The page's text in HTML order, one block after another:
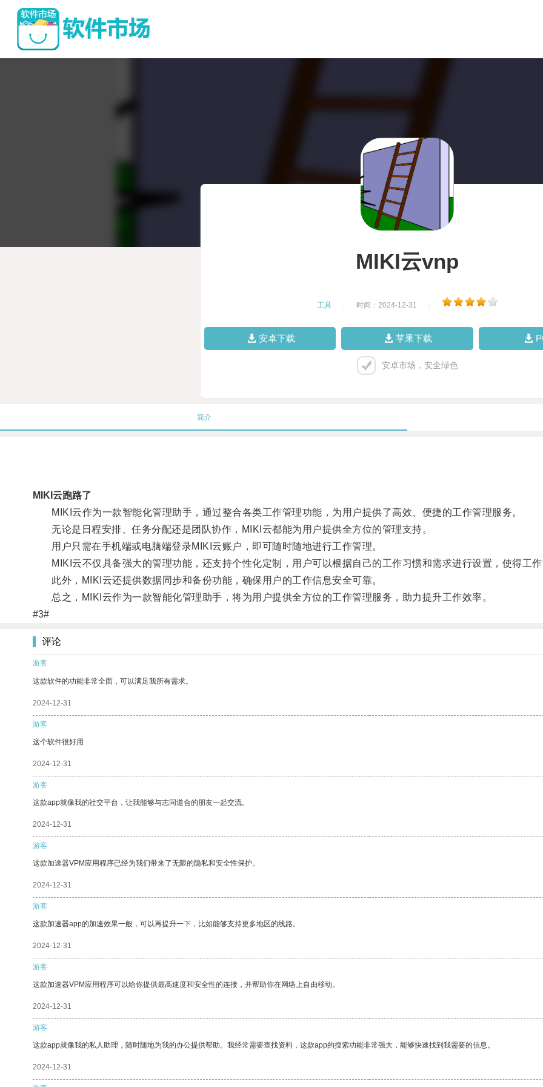
MIKI云vnp
工具 时间：2024-12-31
安卓下载 苹果下载
安卓市场，安全绿色
简介
MIKI云跑路了
MIKI云作为一款智能化管理助手，通过整合各类工作管理功能，为用户提供了高效、便捷的工作管理服务。
无论是日程安排、任务分配还是团队协作，MIKI云都能为用户提供全方位的管理支持。
用户只需在手机端或电脑端登录MIKI云账户，即可随时随地进行工作管理。
MIKI云不仅具备强大的管理功能，还支持个性化定制，用户可以根据自己的工作习惯和需求进行设置，使得工作
此外，MIKI云还提供数据同步和备份功能，确保用户的工作信息安全可靠。
总之，MIKI云作为一款智能化管理助手，将为用户提供全方位的工作管理服务，助力提升工作效率。
#3#
评论
游客
这款软件的功能非常全面，可以满足我所有需求。
2024-12-31
游客
这个软件很好用
2024-12-31
游客
这款app就像我的社交平台，让我能够与志同道合的朋友一起交流。
2024-12-31
游客
这款加速器VPM应用程序已经为我们带来了无限的隐私和安全性保护。
2024-12-31
游客
这款加速器app的加速效果一般，可以再提升一下，比如能够支持更多地区的线路。
2024-12-31
游客
这款加速器VPM应用程序可以给你提供最高速度和安全性的连接，并帮助你在网络上自由移动。
2024-12-31
游客
这款app就像我的私人助理，随时随地为我的办公提供帮助。我经常需要查找资料，这款app的搜索功能非常强大，能够快速找到我需要的信息。
2024-12-31